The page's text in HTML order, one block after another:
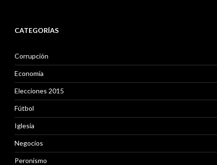
c
v
o
s
CATEGORÍAS
Corrupción
Economía
Elecciones 2015
Fútbol
Iglesia
Negocios
Peronismo